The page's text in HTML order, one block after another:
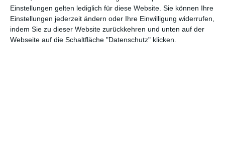
Einstellungen gelten lediglich für diese Website. Sie können Ihre
Einstellungen jederzeit ändern oder Ihre Einwilligung widerrufen,
indem Sie zu dieser Website zurückkehren und unten auf der
Webseite auf die Schaltfläche "Datenschutz" klicken.